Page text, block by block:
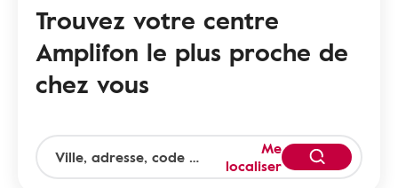
Trouvez votre centre
Amplifon le plus proche de
chez vous
Me
localiser